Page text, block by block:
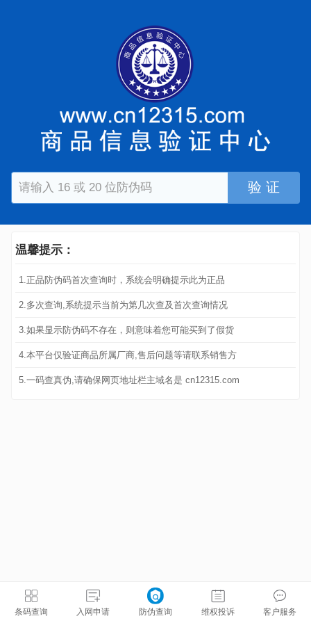
验 证
温馨提示：
1.正品防伪码首次查询时，系统会明确提示此为正品
2.多次查询,系统提示当前为第几次查及首次查询情况
3.如果显示防伪码不存在，则意味着您可能买到了假货
4.本平台仅验证商品所属厂商,售后问题等请联系销售方
5.一码查真伪,请确保网页地址栏主域名是 cn12315.com
条码查询 入网申请 防伪查询 维权投诉 客户服务